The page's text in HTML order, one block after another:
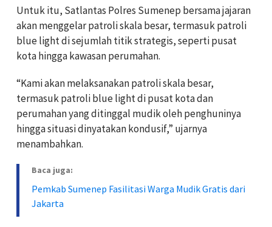
Untuk itu, Satlantas Polres Sumenep bersama jajaran
akan menggelar patroli skala besar, termasuk patroli
blue light di sejumlah titik strategis, seperti pusat
kota hingga kawasan perumahan.
“Kami akan melaksanakan patroli skala besar,
termasuk patroli blue light di pusat kota dan
perumahan yang ditinggal mudik oleh penghuninya
hingga situasi dinyatakan kondusif,” ujarnya
menambahkan.
Baca juga:
Pemkab Sumenep Fasilitasi Warga Mudik Gratis dari
Jakarta